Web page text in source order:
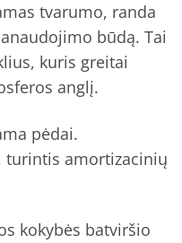
tvarumo, randa
būdą. Tai
kuris greitai
anglį.
pėdai.
turintis amortizacinių
kokybės batviršio